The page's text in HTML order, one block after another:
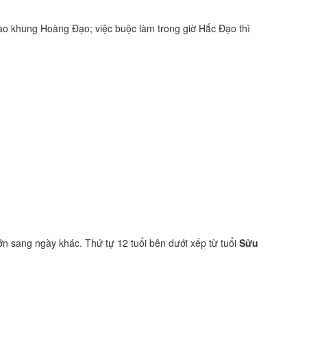
khung Hoàng Đạo; việc buộc làm trong giờ Hắc Đạo thì
sang ngày khác. Thứ tự 12 tuổi bên dưới xếp từ tuổi Sửu